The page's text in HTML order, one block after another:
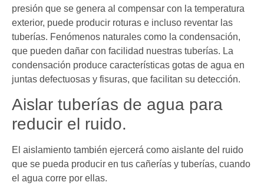
presión que se genera al compensar con la temperatura
exterior, puede producir roturas e incluso reventar las
tuberías. Fenómenos naturales como la condensación,
que pueden dañar con facilidad nuestras tuberías. La
condensación produce características gotas de agua en
juntas defectuosas y fisuras, que facilitan su detección.
Aislar tuberías de agua para
reducir el ruido.
El aislamiento también ejercerá como aislante del ruido
que se pueda producir en tus cañerías y tuberías, cuando
el agua corre por ellas.